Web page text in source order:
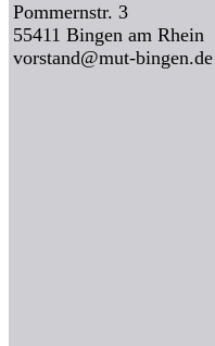
Pommernstr. 3
55411 Bingen am Rhein
vorstand@mut-bingen.de